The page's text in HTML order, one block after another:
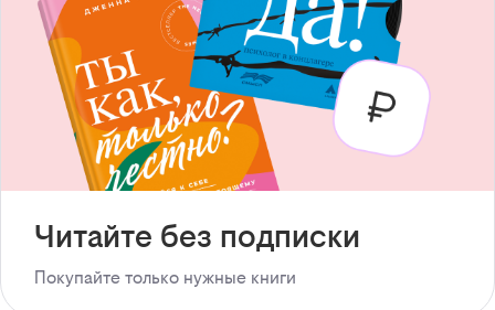
Читайте без подписки
Покупайте только нужные книги